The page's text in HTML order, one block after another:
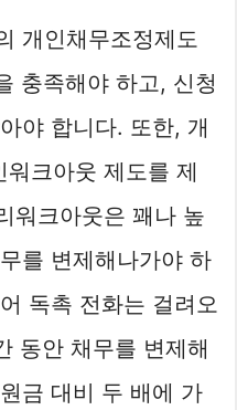
개인채무조정제도
충족해야 하고, 신청
야 합니다. 또한, 개
크아웃 제도를 제
워크아웃은 꽤나 높
를 변제해나가야 하
독촉 전화는 걸려오
동안 채무를 변제해
금 대비 두 배에 가